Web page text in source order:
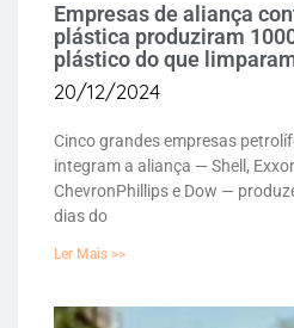
Empresas de aliança
plástica produziram
plástico do que
20/12/2024
Cinco grandes empresas
integram a aliança — Shell,
ChevronPhillips e Dow —
dias do
Ler Mais >>